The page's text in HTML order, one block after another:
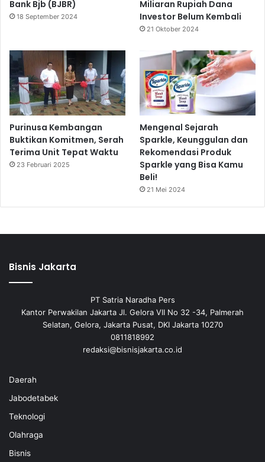
Bank Bjb (BJBR)
18 September 2024
Miliaran Rupiah Dana
Investor Belum Kembali
21 Oktober 2024
Purinusa Kembangan
Buktikan Komitmen, Serah
Terima Unit Tepat Waktu
23 Februari 2025
Mengenal Sejarah
Sparkle, Keunggulan dan
Rekomendasi Produk
Sparkle yang Bisa Kamu
Beli!
21 Mei 2024
Bisnis Jakarta
PT Satria Naradha Pers
Kantor Perwakilan Jakarta Jl. Gelora VII No 32 -34, Palmerah
Selatan, Gelora, Jakarta Pusat, DKI Jakarta 10270
0811818992
redaksi@bisnisjakarta.co.id
Daerah
Jabodetabek
Teknologi
Olahraga
Bisnis